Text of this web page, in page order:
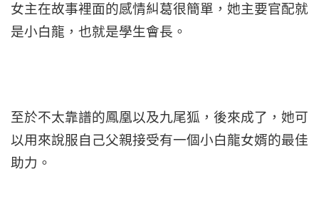
女主在故事裡面的感情糾葛很簡單，她主要官配就
是小白龍，也就是學生會長。
至於不太靠譜的鳳凰以及九尾狐，後來成了，她可
以用來說服自己父親接受有一個小白龍女婿的最佳
助力。